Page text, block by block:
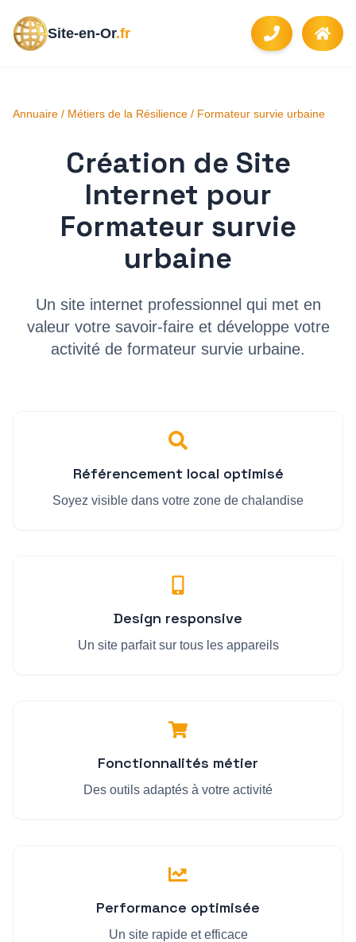
Site-en-Or.fr
Annuaire / Métiers de la Résilience / Formateur survie urbaine
Création de Site
Internet pour
Formateur survie
urbaine
Un site internet professionnel qui met en
valeur votre savoir-faire et développe votre
activité de formateur survie urbaine.
Référencement local optimisé
Soyez visible dans votre zone de chalandise
Design responsive
Un site parfait sur tous les appareils
Fonctionnalités métier
Des outils adaptés à votre activité
Performance optimisée
Un site rapide et efficace